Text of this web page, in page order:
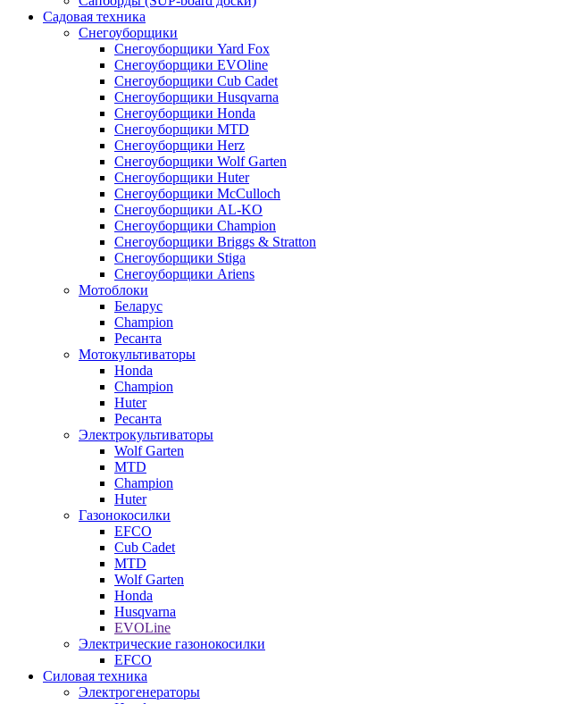
Садовая техника
Снегоуборщики
Снегоуборщики Yard Fox
Снегоуборщики EVOline
Снегоуборщики Cub Cadet
Снегоуборщики Husqvarna
Снегоуборщики Honda
Снегоуборщики MTD
Снегоуборщики Herz
Снегоуборщики Wolf Garten
Снегоуборщики Huter
Снегоуборщики McCulloch
Снегоуборщики AL-KO
Снегоуборщики Champion
Снегоуборщики Briggs & Stratton
Снегоуборщики Stiga
Снегоуборщики Ariens
Мотоблоки
Беларус
Champion
Ресанта
Мотокультиваторы
Honda
Champion
Huter
Ресанта
Электрокультиваторы
Wolf Garten
MTD
Champion
Huter
Газонокосилки
EFCO
Cub Cadet
MTD
Wolf Garten
Honda
Husqvarna
EVOLine
Электрические газонокосилки
EFCO
Силовая техника
Электрогенераторы